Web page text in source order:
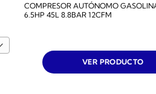
COMPRESOR AUTÓNOMO
6.5HP 45L 8.8BAR 12CFM
VER PRODUCTO